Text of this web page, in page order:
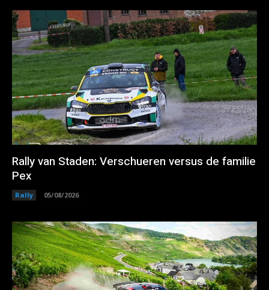
Rally van Staden: Verschueren versus de familie
Pex
Rally 05/08/2026